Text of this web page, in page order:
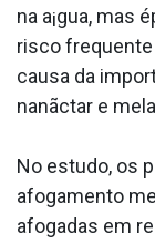
na a¡gua, mas
risco
causa da
nanãctar e
No estudo, os
afogamento
afogadas em